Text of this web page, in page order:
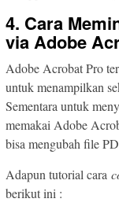
4. Cara
via Adobe
Adobe Acrobat Pro
untuk menampilkan
Sementara untuk
memakai Adobe
bisa mengubah file
Adapun tutorial cara
berikut ini :